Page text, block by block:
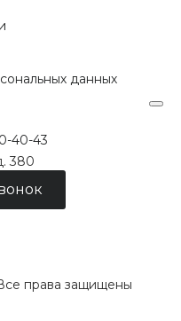
данных
40-43
380
права защищены